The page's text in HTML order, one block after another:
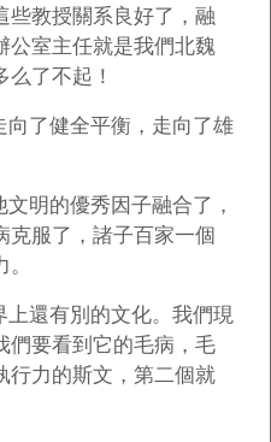
些教授關系良好了，融
公室主任就是我們北魏
了不起！
了健全平衡，走向了雄
明的優秀因子融合了，
克服了，諸子百家一個
還有別的文化。我們現
們要看到它的毛病，毛
行力的斯文，第二個就